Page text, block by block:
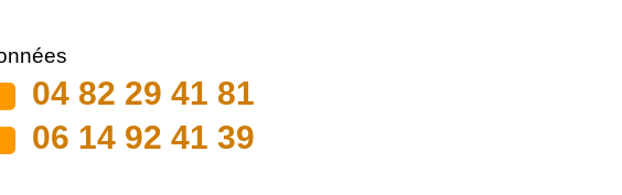
04 82 29 41 81
06 14 92 41 39